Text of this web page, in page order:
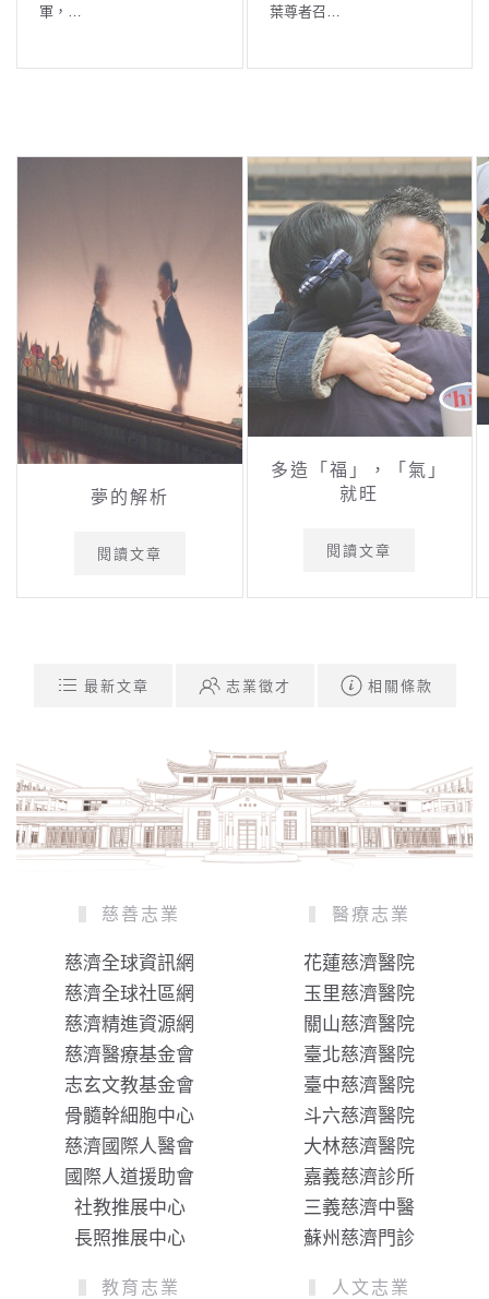
軍，…
葉尊者召…
夢的解析
閱讀文章
多造「福」，「氣」
就旺
閱讀文章
最新文章 志業徵才 相關條款
慈善志業
慈濟全球資訊網
慈濟全球社區網
慈濟精進資源網
慈濟醫療基金會
志玄文教基金會
骨髓幹細胞中心
慈濟國際人醫會
國際人道援助會
社教推展中心
長照推展中心
醫療志業
花蓮慈濟醫院
玉里慈濟醫院
關山慈濟醫院
臺北慈濟醫院
臺中慈濟醫院
斗六慈濟醫院
大林慈濟醫院
嘉義慈濟診所
三義慈濟中醫
蘇州慈濟門診
教育志業 人文志業